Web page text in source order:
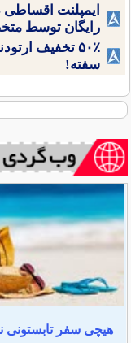
ایمپلنت
رایگان توسط
۵۰٪ تخفیف
سفته!
هیچی سفر تابستونی